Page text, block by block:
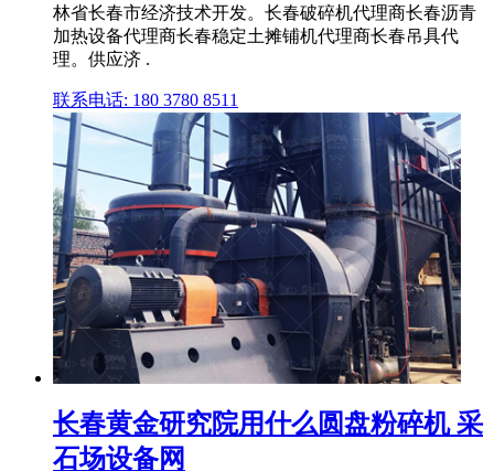
林省长春市经济技术开发。长春破碎机代理商长春沥青
加热设备代理商长春稳定土摊铺机代理商长春吊具代
理。供应济 .
联系电话: 180 3780 8511
长春黄金研究院用什么圆盘粉碎机 采
石场设备网